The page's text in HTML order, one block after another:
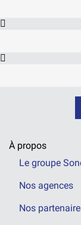
À propos
Le groupe
Nos agences
Nos